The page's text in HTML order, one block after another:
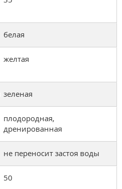
белая
желтая
зеленая
плодородная,
дренированная
не переносит застоя воды
50